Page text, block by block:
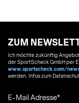
ZUM
Ich möchte zukünftig
der SportScheck GmbH per
www.sportscheck.com/
werden. Infos zum
E-Mail Adresse